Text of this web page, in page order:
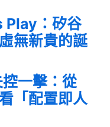
Play：矽谷
無新貴的誕
一擊：從
「配置即人